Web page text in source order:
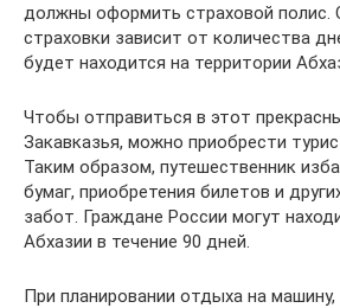
должны оформить страховой полис.
страховки зависит от количества
будет находится на территории
Чтобы отправиться в этот
Закавказья, можно приобрести
Таким образом, путешественник
бумаг, приобретения билетов и
забот. Граждане России могут
Абхазии в течение 90 дней.
При планировании отдыха на